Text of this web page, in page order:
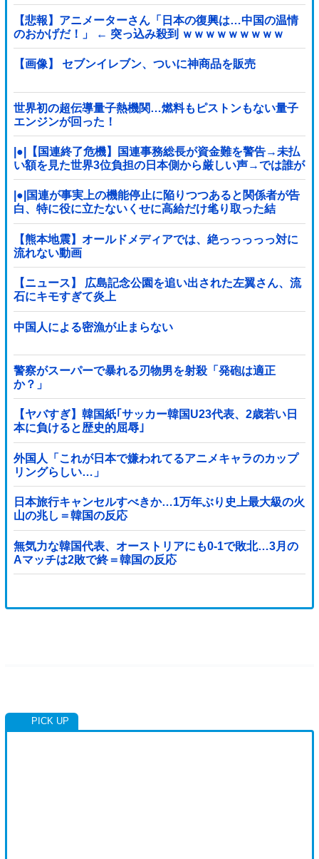
【悲報】アニメーターさん「日本の復興は…中国の温情
のおかげだ！」 ← 突っ込み殺到 ｗｗｗｗｗｗｗｗｗ
【画像】 セブンイレブン、ついに神商品を販売
世界初の超伝導量子熱機関…燃料もピストンもない量子
エンジンが回った！
|●|【国連終了危機】国連事務総長が資金難を警告→未払
い額を見た世界3位負担の日本側から厳しい声→では誰が
払っていないのか言え
|●|国連が事実上の機能停止に陥りつつあると関係者が告
白、特に役に立たないくせに高給だけ毟り取った結
果……
【熊本地震】オールドメディアでは、絶っっっっっ対に
流れない動画
【ニュース】 広島記念公園を追い出された左翼さん、流
石にキモすぎて炎上
中国人による密漁が止まらない
警察がスーパーで暴れる刃物男を射殺「発砲は適正
か？」
【ヤバすぎ】韓国紙｢サッカー韓国U23代表、2歳若い日
本に負けると歴史的屈辱｣
外国人「これが日本で嫌われてるアニメキャラのカップ
リングらしい…」
日本旅行キャンセルすべきか…1万年ぶり史上最大級の火
山の兆し＝韓国の反応
無気力な韓国代表、オーストリアにも0-1で敗北…3月の
Aマッチは2敗で終＝韓国の反応